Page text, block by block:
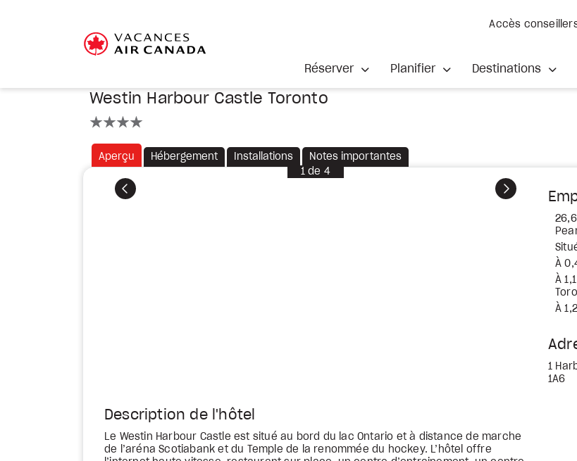
Accès
Réserver Planifier Destinations
Westin Harbour Castle Toronto
Aperçu Hébergement Installations Notes importantes
Précédent Suivant
1 de 4
À
À
À
1
1A6
Description de l'hôtel
Le Westin Harbour Castle est situé au bord du lac Ontario et à distance de marche
de l’aréna Scotiabank et du Temple de la renommée du hockey. L’hôtel offre